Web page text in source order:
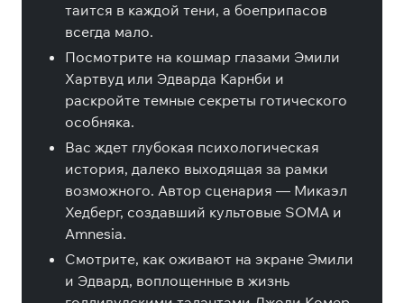
таится в каждой тени, а боеприпасов
всегда мало.
Посмотрите на кошмар глазами Эмили
Хартвуд или Эдварда Карнби и
раскройте темные секреты готического
особняка.
Вас ждет глубокая психологическая
история, далеко выходящая за рамки
возможного. Автор сценария — Микаэл
Хедберг, создавший культовые SOMA и
Amnesia.
Смотрите, как оживают на экране Эмили
и Эдвард, воплощенные в жизнь